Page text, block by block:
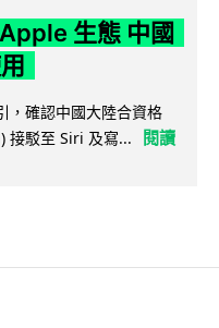
生態 中國
，確認中國大陸合資格
接駁至 Siri 及寫...
閱讀